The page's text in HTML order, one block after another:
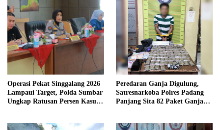
Operasi Pekat Singgalang 2026
Lampaui Target, Polda Sumbar
Ungkap Ratusan Persen Kasus
Peredaran Ganja Digulung,
Satresnarkoba Polres Padang
Panjang Sita 82 Paket Ganja